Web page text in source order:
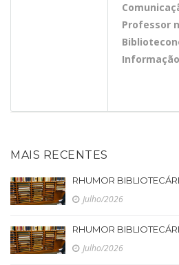
Professor
Informação
MAIS RECENTES
RHUMOR
Julho/2026
RHUMOR
Julho/2026